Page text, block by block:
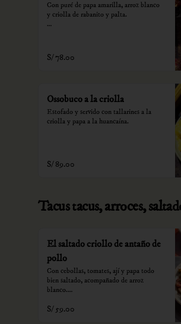
Con puré de papa amarilla, arroz blanco
y criolla de rabanito y palta.
recargo al consumo.
S/ 78.00
Ossobuco a la criolla
Estofado y servido con tallarines a la
criolla y papa a la huancaína.
S/ 89.00
Tacus tacus, arroces,
El saltado criollo de antaño de
pollo
Con cebollas, tomates, ají y papa todo
bien saltado, acompañado de arroz
blanco.
*Nuestros precios están expresados en
S/ 59.00